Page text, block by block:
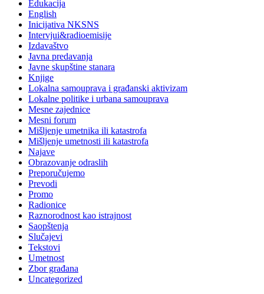
Edukacija
English
Inicijativa NKSNS
Intervjui&radioemisije
Izdavaštvo
Javna predavanja
Javne skupštine stanara
Knjige
Lokalna samouprava i građanski aktivizam
Lokalne politike i urbana samouprava
Mesne zajednice
Mesni forum
Mišljenje umetnika ili katastrofa
Mišljenje umetnosti ili katastrofa
Najave
Obrazovanje odraslih
Preporučujemo
Prevodi
Promo
Radionice
Raznorodnost kao istrajnost
Saopštenja
Slučajevi
Tekstovi
Umetnost
Zbor građana
Uncategorized